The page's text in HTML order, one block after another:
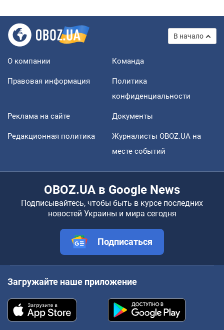
В начало
О компании Команда
Правовая информация
Политика
конфиденциальности
Реклама на сайте Документы
Редакционная политика
Журналисты OBOZ.UA на
месте событий
OBOZ.UA в Google News
Подписывайтесь, чтобы быть в курсе последних
новостей Украины и мира сегодня
Подписаться
Загружайте наше приложение